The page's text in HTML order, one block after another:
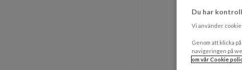
Du har
Vi använder
Genom att klicka
navigeringen på
om vår Cookie